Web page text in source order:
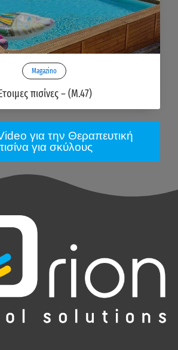
Magazino
πισίνες – (M.47)
για την Θεραπευτική
για σκύλους